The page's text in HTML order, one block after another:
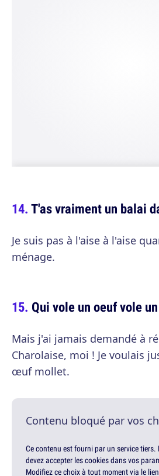
T'as vraiment un balai
Je suis pas à l'aise à l'aise
ménage.
Qui vole un oeuf vole
Mais j'ai jamais demandé à
Charolaise, moi ! Je voulais
œuf mollet.
Contenu bloqué par vos
Ce contenu est fourni par un service
devez accepter les cookies dans vos
Modifiez ce choix à tout moment via le